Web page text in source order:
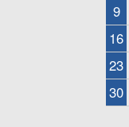
9
16
23
30